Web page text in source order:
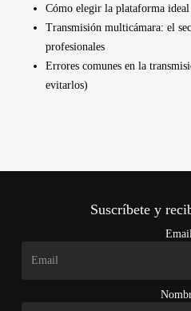
Cómo elegir la plataforma
Transmisión multicámara: el
profesionales
Errores comunes en la
evitarlos)
Suscríbete y
Email